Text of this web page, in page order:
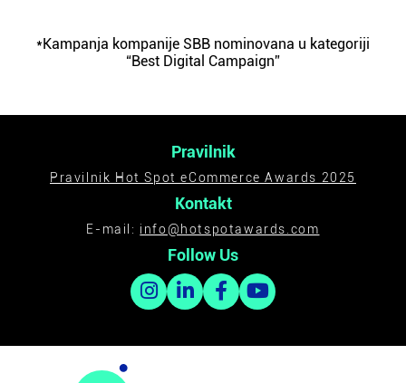
*Kampanja kompanije SBB nominovana u kategoriji
“Best Digital Campaign”
Pravilnik
Pravilnik Hot Spot eCommerce Awards 2025
Kontakt
E-mail: info@hotspotawards.com
Follow Us